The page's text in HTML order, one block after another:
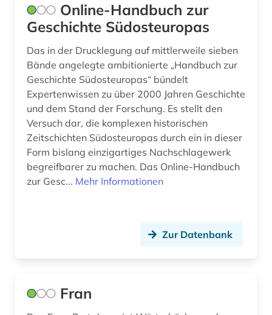
Online-Handbuch zur
Geschichte Südosteuropas
Das in der Drucklegung auf mittlerweile sieben
Bände angelegte ambitionierte „Handbuch zur
Geschichte Südosteuropas“ bündelt
Expertenwissen zu über 2000 Jahren Geschichte
und dem Stand der Forschung. Es stellt den
Versuch dar, die komplexen historischen
Zeitschichten Südosteuropas durch ein in dieser
Form bislang einzigartiges Nachschlagewerk
begreifbarer zu machen. Das Online-Handbuch
zur Gesc... Mehr Informationen
Zur Datenbank
Fran